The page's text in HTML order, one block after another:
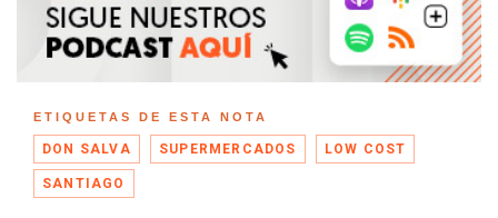
ETIQUETAS DE ESTA NOTA
DON SALVA SUPERMERCADOS LOW COST
SANTIAGO